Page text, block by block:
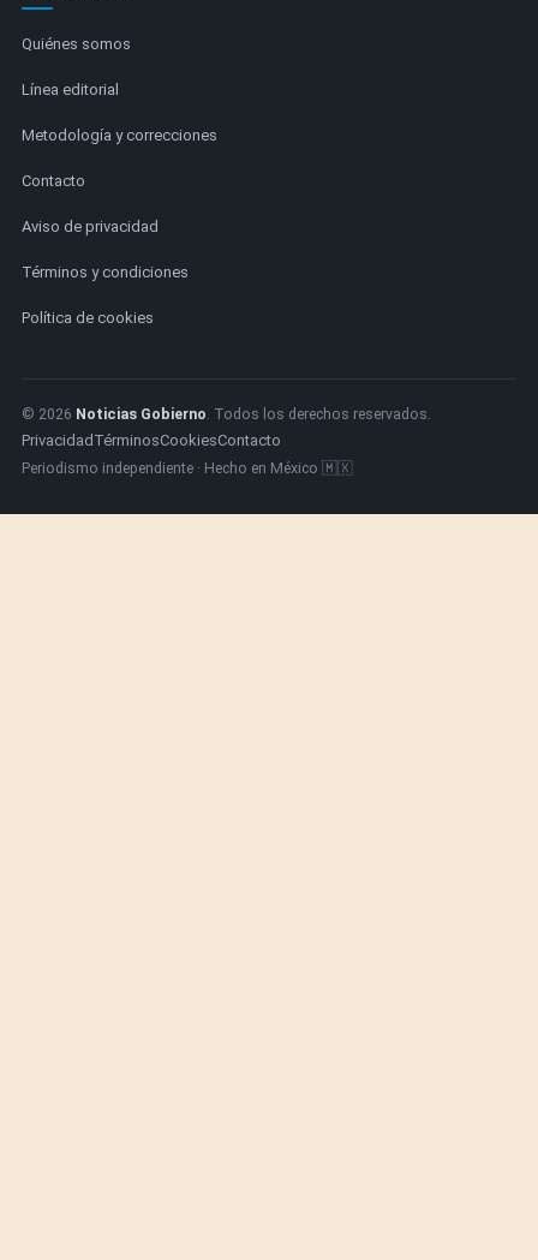
Quiénes somos
Línea editorial
Metodología y correcciones
Contacto
Aviso de privacidad
Términos y condiciones
Política de cookies
© 2026 Noticias Gobierno . Todos los derechos reservados.
Privacidad TérminosCookiesContacto
Periodismo independiente · Hecho en México 🇲🇽